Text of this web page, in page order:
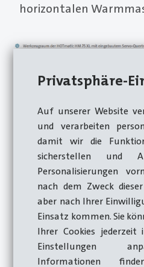
Privatsphäre-
Auf unserer Website
und verarbeiten
damit wir die
sicherstellen und
Personalisierungen
nach dem Zweck
aber nach Ihrer
Einsatz kommen. Sie
Ihrer Cookies jederzeit
Einstellungen
Informationen
horizontalen
Servo-elektrisch
haben an HateburAnlagen
wurde mit der
Materialeinzugs an der
Grundstein für die breite